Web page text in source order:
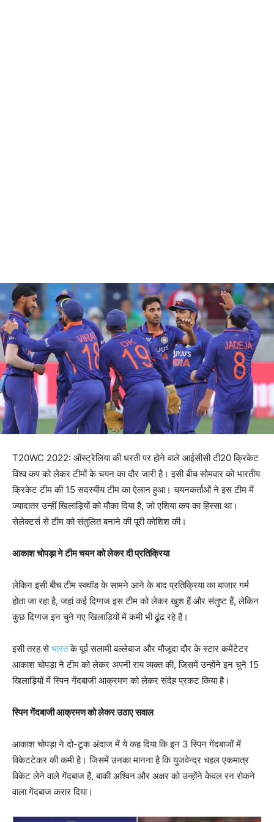
T20WC 2022: ऑस्ट्रेलिया की धरती पर होने वाले आईसीसी टी20 क्रिकेट
विश्व कप को लेकर टीमों के चयन का दौर जारी है। इसी बीच सोमवार को भारतीय
क्रिकेट टीम की 15 सदस्यीय टीम का ऐलान हुआ। चयनकर्ताओं ने इस टीम में
ज्यादातर उन्हीं खिलाड़ियों को मौका दिया है, जो एशिया कप का हिस्सा था।
सेलेक्टर्स से टीम को संतुलित बनाने की पूरी कोशिश की।
आकाश चोपड़ा ने टीम चयन को लेकर दी प्रतिक्रिया
लेकिन इसी बीच टीम स्क्वॉड के सामने आने के बाद प्रतिक्रिया का बाजार गर्म
होता जा रहा है, जहां कई दिग्गज इस टीम को लेकर खुश हैं और संतुष्ट हैं, लेकिन
कुछ दिग्गज इन चुने गए खिलाड़ियों में कमी भी ढूंढ रहे हैं।
इसी तरह सेभारतके पूर्व सलामी बल्लेबाज और मौजूदा दौर के स्टार कमेंटेटर
आकाश चोपड़ा ने टीम को लेकर अपनी राय व्यक्त की, जिसमें उन्होंने इन चुने 15
खिलाड़ियों में स्पिन गेंदबाजी आक्रमण को लेकर संदेह प्रकट किया है।
स्पिन गेंदबाजी आक्रमण को लेकर उठाए सवाल
आकाश चोपड़ा ने दो-टूक अंदाज में ये कह दिया कि इन 3 स्पिन गेंदबाजों में
विकेटटेकर की कमी है। जिसमें उनका मानना है कि युजवेन्द्र चहल एकमात्र
विकेट लेने वाले गेंदबाज हैं, बाकी अश्विन और अक्षर को उन्होंने केवल रन रोकने
वाला गेंदबाज करार दिया।